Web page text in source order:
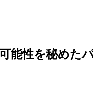
能性を秘めた